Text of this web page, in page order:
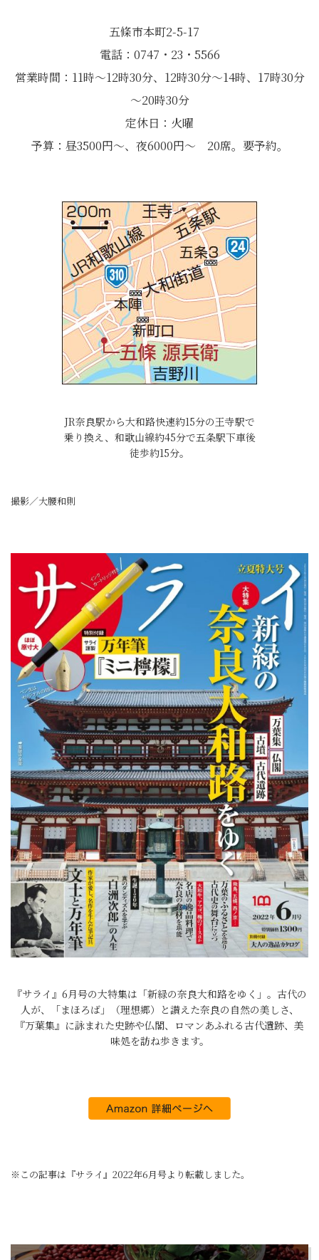
五條市本町2-5-17
電話：0747・23・5566
営業時間：11時～12時30分、12時30分～14時、17時30分
～20時30分
定休日：火曜
予算：昼3500円～、夜6000円～ 20席。要予約。
JR奈良駅から大和路快速約15分の王寺駅で
乗り換え、和歌山線約45分で五条駅下車後
徒歩約15分。
撮影／大腰和則
『サライ』6月号の大特集は「新緑の奈良大和路をゆく」。古代の
人が、「まほろば」（理想郷）と讃えた奈良の自然の美しさ、
『万葉集』に詠まれた史跡や仏閣、ロマンあふれる古代遺跡、美
味処を訪ね歩きます。
※この記事は『サライ』2022年6月号より転載しました。